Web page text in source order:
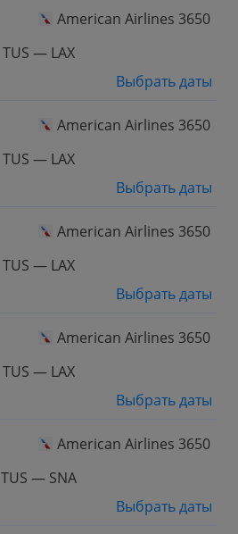
American Airlines 3650
TUS — LAX
Выбрать даты
American Airlines 3650
TUS — LAX
Выбрать даты
American Airlines 3650
TUS — LAX
Выбрать даты
American Airlines 3650
TUS — LAX
Выбрать даты
American Airlines 3650
TUS — SNA
Выбрать даты